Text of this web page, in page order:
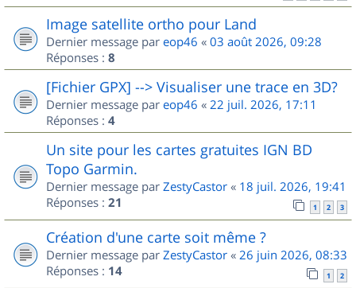
Image satellite ortho pour Land
Dernier message par eop46 « 03 août 2026, 09:28
Réponses : 8
[Fichier GPX] --> Visualiser une trace en 3D?
Dernier message par eop46 « 22 juil. 2026, 17:11
Réponses : 4
Un site pour les cartes gratuites IGN BD
Topo Garmin.
Dernier message par ZestyCastor « 18 juil. 2026, 19:41
Réponses : 21 1 2 3
Création d'une carte soit même ?
Dernier message par ZestyCastor « 26 juin 2026, 08:33
Réponses : 14 1 2